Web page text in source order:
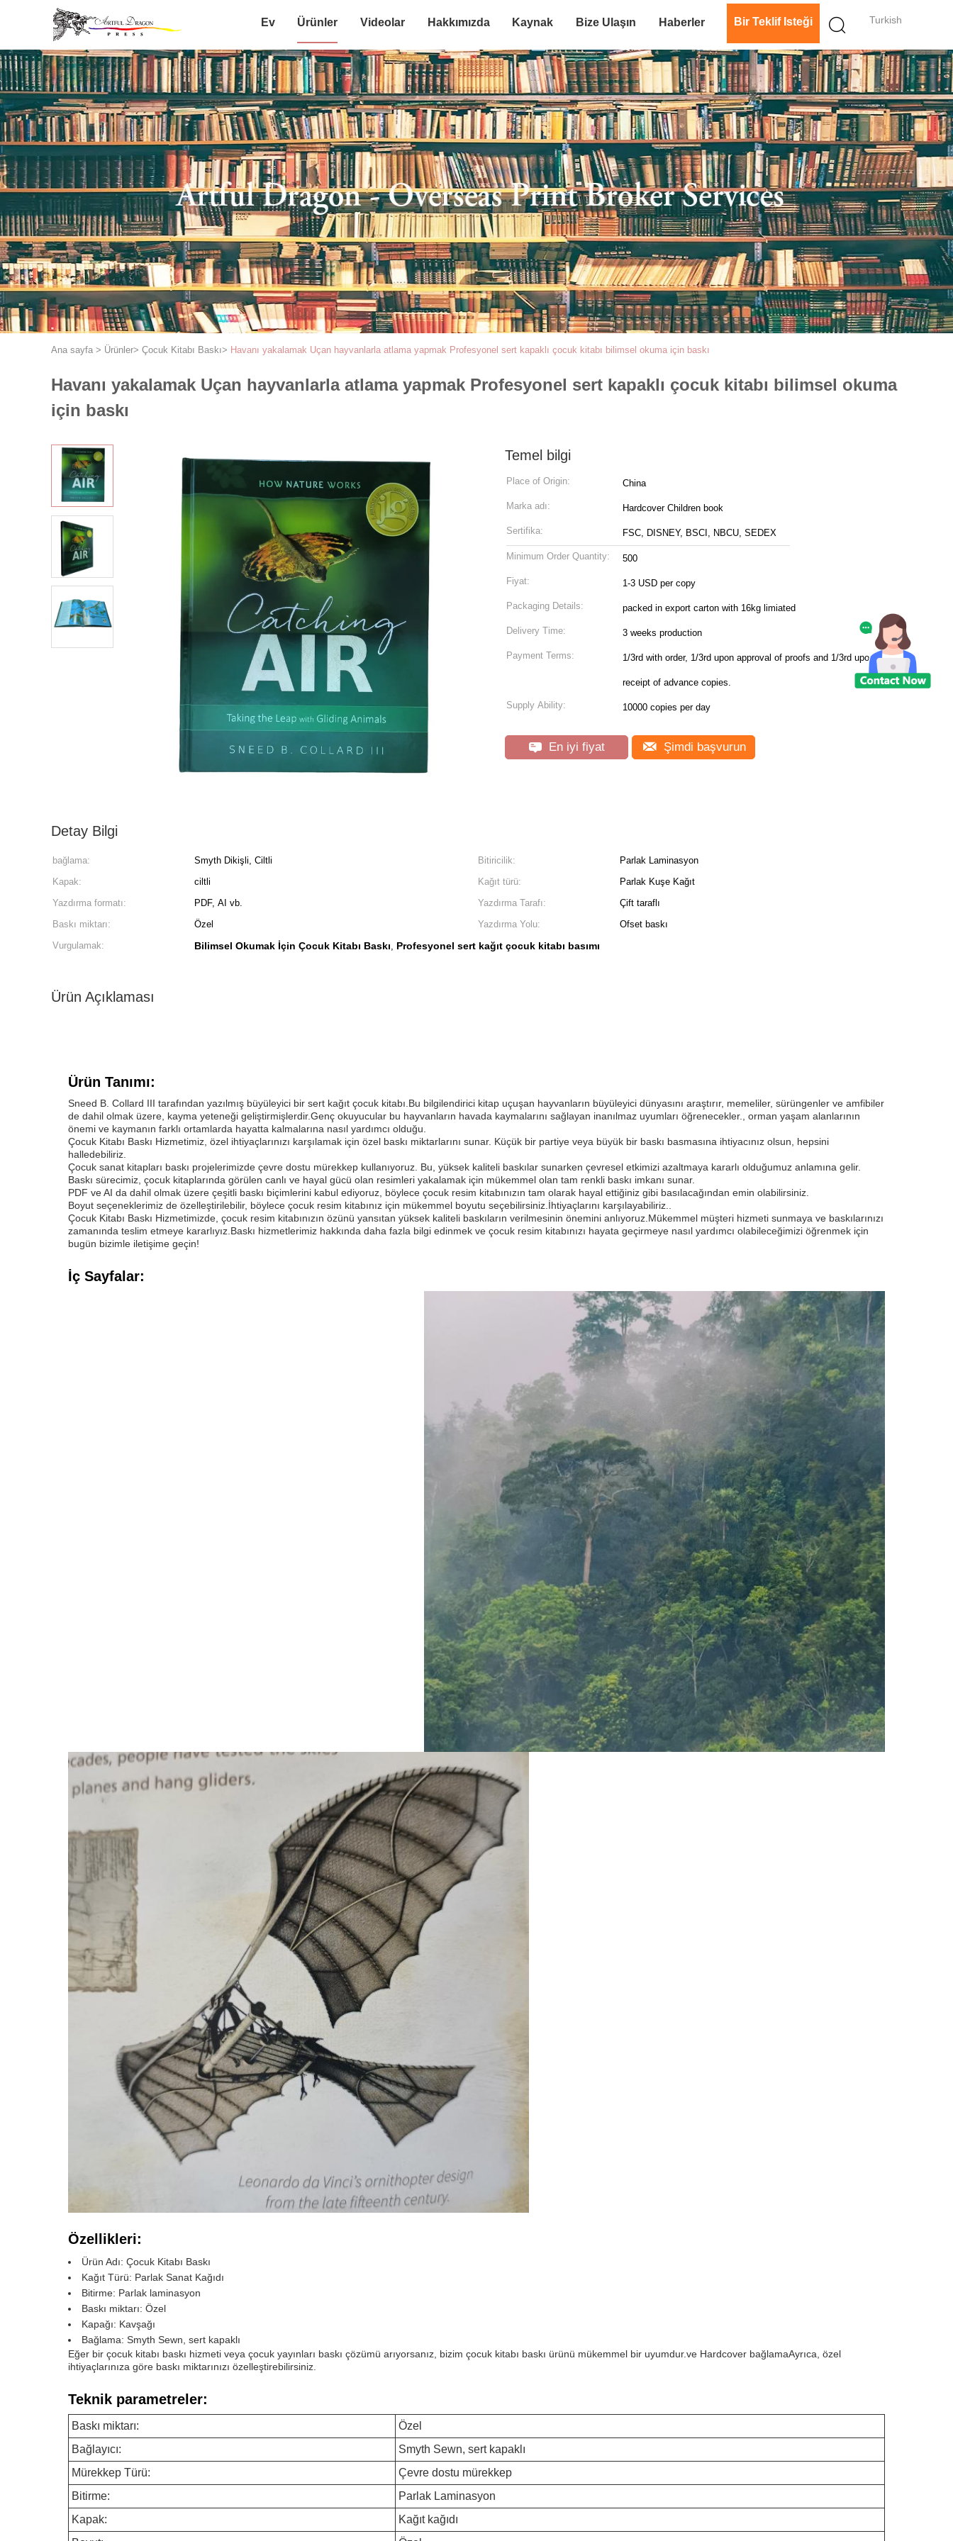
Turkish
Ev Ürünler Videolar Hakkımızda Kaynak Bize Ulaşın Haberler Bir Teklif Isteği
Ana sayfa > Ürünler> Çocuk Kitabı Baskı> Havanı yakalamak Uçan hayvanlarla atlama yapmak Profesyonel sert kapaklı çocuk kitabı bilimsel okuma için baskı
Havanı yakalamak Uçan hayvanlarla atlama yapmak Profesyonel sert kapaklı çocuk kitabı bilimsel okuma
için baskı
Temel bilgi
Place of Origin: China
Marka adı: Hardcover Children book
Sertifika: FSC, DISNEY, BSCI, NBCU, SEDEX
Minimum Order Quantity: 500
Fiyat: 1-3 USD per copy
Packaging Details: packed in export carton with 16kg limiated
Delivery Time: 3 weeks production
Payment Terms: 1/3rd with order, 1/3rd upon approval of proofs and 1/3rd upon
receipt of advance copies.
Supply Ability: 10000 copies per day
En iyi fiyat Şimdi başvurun
Detay Bilgi
bağlama: Smyth Dikişli, Ciltli Bitiricilik:
Parlak Laminasyon
Kapak:
ciltli Kağıt türü:
Parlak Kuşe Kağıt
Yazdırma formatı:
PDF, AI vb. Yazdırma Tarafı:
Çift taraflı
Baskı miktarı:
Özel Yazdırma Yolu:
Ofset baskı
Vurgulamak:
Bilimsel Okumak İçin Çocuk Kitabı Baskı, Profesyonel sert kağıt çocuk kitabı basımı
Ürün Açıklaması
Ürün Tanımı:
Sneed B. Collard III tarafından yazılmış büyüleyici bir sert kağıt çocuk kitabı.Bu bilgilendirici kitap uçuşan hayvanların büyüleyici dünyasını araştırır, memeliler, sürüngenler ve amfibiler
de dahil olmak üzere, kayma yeteneği geliştirmişlerdir.Genç okuyucular bu hayvanların havada kaymalarını sağlayan inanılmaz uyumları öğrenecekler., orman yaşam alanlarının
önemi ve kaymanın farklı ortamlarda hayatta kalmalarına nasıl yardımcı olduğu.
Çocuk Kitabı Baskı Hizmetimiz, özel ihtiyaçlarınızı karşılamak için özel baskı miktarlarını sunar. Küçük bir partiye veya büyük bir baskı basmasına ihtiyacınız olsun, hepsini
halledebiliriz.
Çocuk sanat kitapları baskı projelerimizde çevre dostu mürekkep kullanıyoruz. Bu, yüksek kaliteli baskılar sunarken çevresel etkimizi azaltmaya kararlı olduğumuz anlamına gelir.
Baskı sürecimiz, çocuk kitaplarında görülen canlı ve hayal gücü olan resimleri yakalamak için mükemmel olan tam renkli baskı imkanı sunar.
PDF ve AI da dahil olmak üzere çeşitli baskı biçimlerini kabul ediyoruz, böylece çocuk resim kitabınızın tam olarak hayal ettiğiniz gibi basılacağından emin olabilirsiniz.
Boyut seçeneklerimiz de özelleştirilebilir, böylece çocuk resim kitabınız için mükemmel boyutu seçebilirsiniz.İhtiyaçlarını karşılayabiliriz..
Çocuk Kitabı Baskı Hizmetimizde, çocuk resim kitabınızın özünü yansıtan yüksek kaliteli baskıların verilmesinin önemini anlıyoruz.Mükemmel müşteri hizmeti sunmaya ve baskılarınızı
zamanında teslim etmeye kararlıyız.Baskı hizmetlerimiz hakkında daha fazla bilgi edinmek ve çocuk resim kitabınızı hayata geçirmeye nasıl yardımcı olabileceğimizi öğrenmek için
bugün bizimle iletişime geçin!
İç Sayfalar:
Özellikleri:
Ürün Adı: Çocuk Kitabı Baskı
Kağıt Türü: Parlak Sanat Kağıdı
Bitirme: Parlak laminasyon
Baskı miktarı: Özel
Kapağı: Kavşağı
Bağlama: Smyth Sewn, sert kapaklı
Eğer bir çocuk kitabı baskı hizmeti veya çocuk yayınları baskı çözümü arıyorsanız, bizim çocuk kitabı baskı ürünü mükemmel bir uyumdur.ve Hardcover bağlamaAyrıca, özel
ihtiyaçlarınıza göre baskı miktarınızı özelleştirebilirsiniz.
Teknik parametreler:
Baskı miktarı:
Özel
Bağlayıcı:
Smyth Sewn, sert kapaklı
Mürekkep Türü:
Çevre dostu mürekkep
Bitirme:
Parlak Laminasyon
Kapak:
Kağıt kağıdı